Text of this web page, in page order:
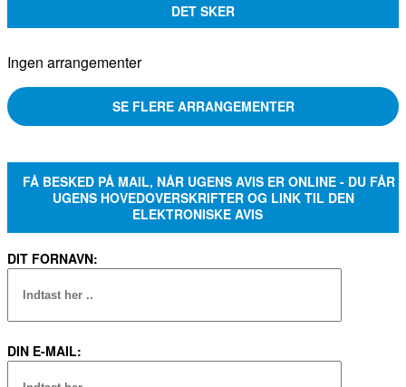
DET SKER
Ingen arrangementer
SE FLERE ARRANGEMENTER
FÅ BESKED PÅ MAIL, NÅR UGENS AVIS ER ONLINE - DU FÅR
UGENS HOVEDOVERSKRIFTER OG LINK TIL DEN
ELEKTRONISKE AVIS
DIT FORNAVN:
DIN E-MAIL: